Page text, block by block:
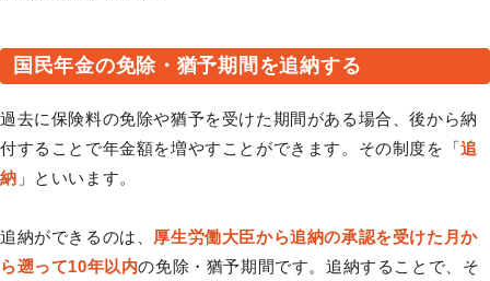
国民年金の免除・猶予期間を追納する
過去に保険料の免除や猶予を受けた期間がある場合、後から納
付することで年金額を増やすことができます。その制度を「追
納 」といいます。
追納ができるのは、 厚生労働大臣から追納の承認を受けた月か
ら遡って10年以内の免除・猶予期間です。追納することで、そ